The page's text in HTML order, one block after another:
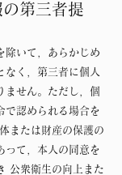
第三者提
除いて，あらかじめ
なく，第三者に個人
ません。ただし，個
で認められる場合を
または財産の保護の
って，本人の同意を
公衆衛生の向上また